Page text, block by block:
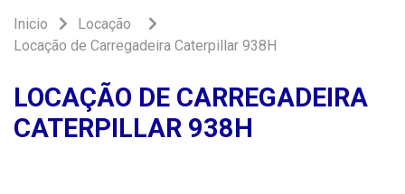
Inicio
Locação
Locação de Carregadeira Caterpillar 938H
LOCAÇÃO DE CARREGADEIRA
CATERPILLAR 938H